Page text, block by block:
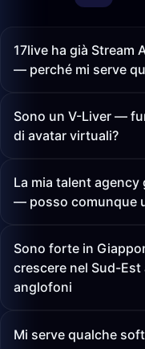
17live ha già Stream
— perché mi serve
Sono un V-Liver —
di avatar virtuali?
La mia talent
— posso comunque
Sono forte in
crescere nel Sud-
anglofoni
Mi serve qualche